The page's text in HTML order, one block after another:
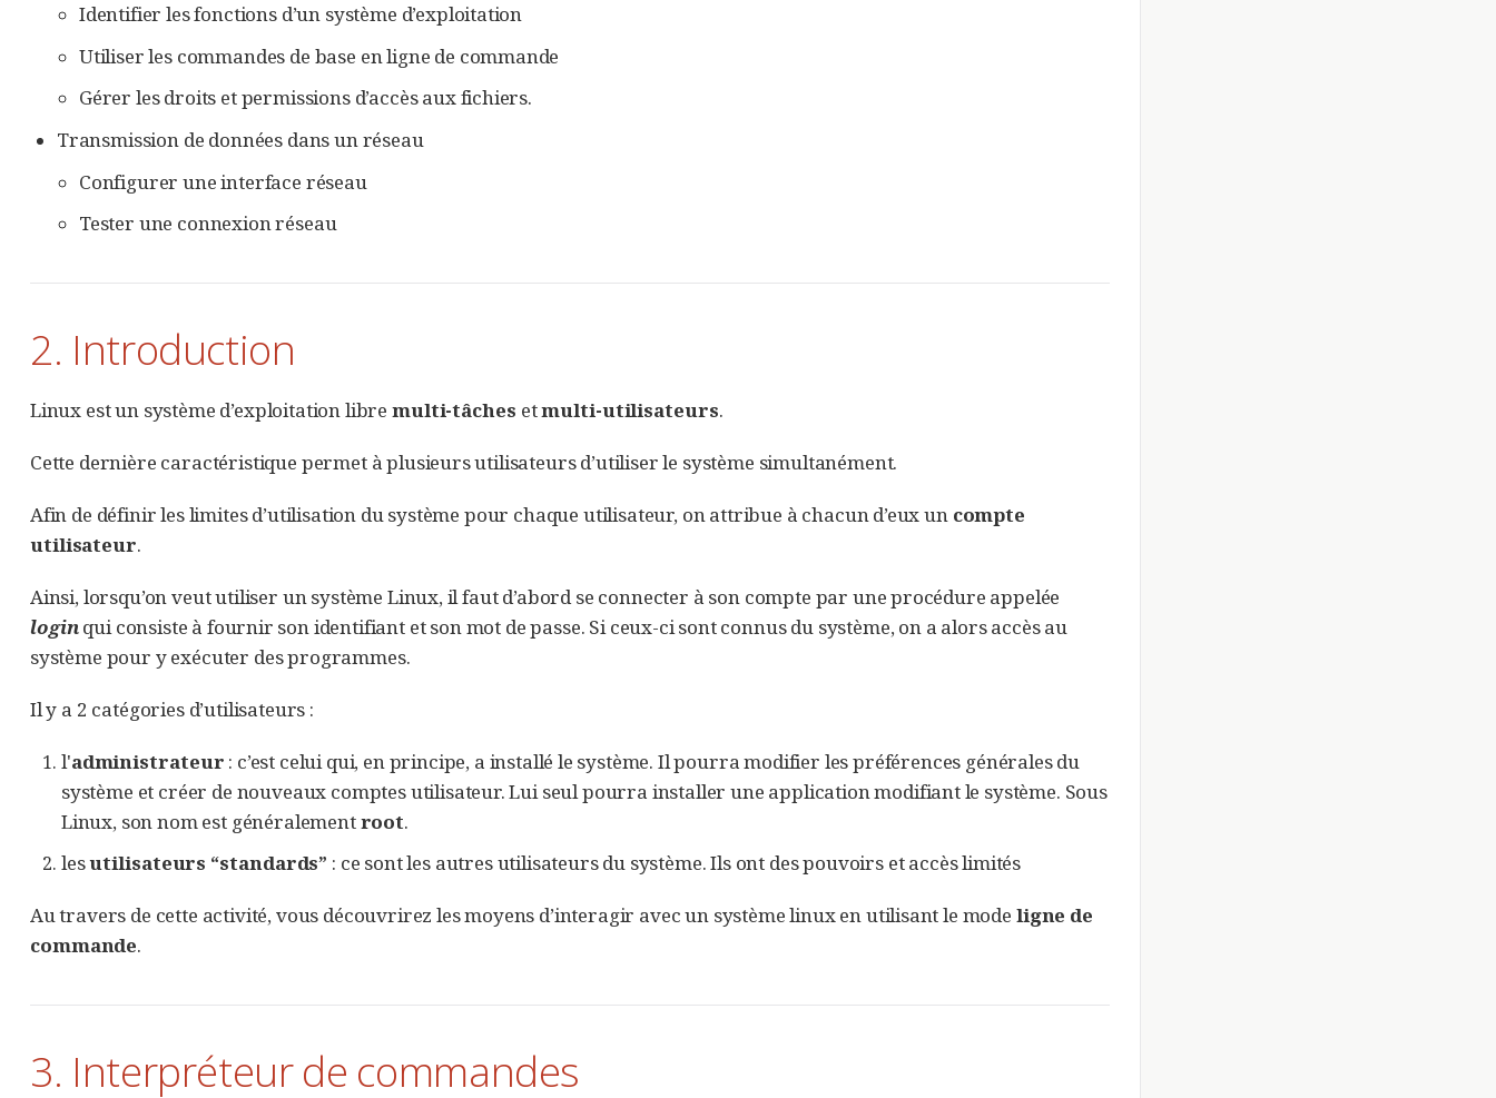
Identifier les fonctions d’un système d’exploitation
Utiliser les commandes de base en ligne de commande
Gérer les droits et permissions d’accès aux fichiers.
Transmission de données dans un réseau
Configurer une interface réseau
Tester une connexion réseau
2. Introduction
Linux est un système d’exploitation libre multi-tâches etmulti-utilisateurs.
Cette dernière caractéristique permet à plusieurs utilisateurs d’utiliser le système simultanément.
Afin de définir les limites d’utilisation du système pour chaque utilisateur, on attribue à chacun d’eux un compte
utilisateur.
Ainsi, lorsqu’on veut utiliser un système Linux, il faut d’abord se connecter à son compte par une procédure appelée
loginqui consiste à fournir son identifiant et son mot de passe. Si ceux-ci sont connus du système, on a alors accès au
système pour y exécuter des programmes.
Il y a 2 catégories d’utilisateurs :
l'administrateur : c’est celui qui, en principe, a installé le système. Il pourra modifier les préférences générales du
système et créer de nouveaux comptes utilisateur. Lui seul pourra installer une application modifiant le système. Sous
Linux, son nom est généralementroot.
lesutilisateurs “standards” : ce sont les autres utilisateurs du système. Ils ont des pouvoirs et accès limités
Au travers de cette activité, vous découvrirez les moyens d’interagir avec un système linux en utilisant le mode ligne de
commande.
3. Interpréteur de commandes